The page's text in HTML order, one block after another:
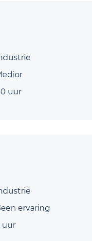
uur
ervaring
uur